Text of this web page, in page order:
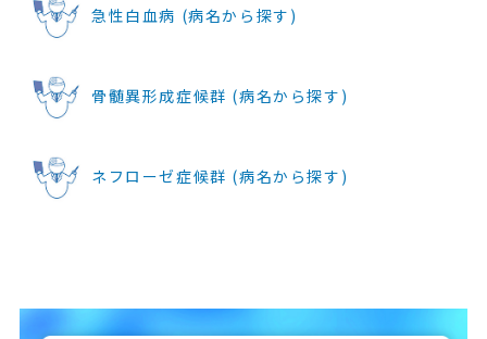
急性白血病 (病名から探す)
骨髄異形成症候群 (病名から探す)
ネフローゼ症候群 (病名から探す)